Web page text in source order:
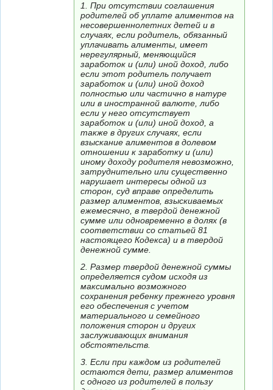
1. При отсутствии соглашения
родителей об уплате алиментов на
несовершеннолетних детей и в
случаях, если родитель, обязанный
уплачивать алименты, имеет
нерегулярный, меняющийся
заработок и (или) иной доход, либо
если этот родитель получает
заработок и (или) иной доход
полностью или частично в натуре
или в иностранной валюте, либо
если у него отсутствует
заработок и (или) иной доход, а
также в других случаях, если
взыскание алиментов в долевом
отношении к заработку и (или)
иному доходу родителя невозможно,
затруднительно или существенно
нарушает интересы одной из
сторон, суд вправе определить
размер алиментов, взыскиваемых
ежемесячно, в твердой денежной
сумме или одновременно в долях (в
соответствии со статьей 81
настоящего Кодекса) и в твердой
денежной сумме.
2. Размер твердой денежной суммы
определяется судом исходя из
максимально возможного
сохранения ребенку прежнего уровня
его обеспечения с учетом
материального и семейного
положения сторон и других
заслуживающих внимания
обстоятельств.
3. Если при каждом из родителей
остаются дети, размер алиментов
с одного из родителей в пользу